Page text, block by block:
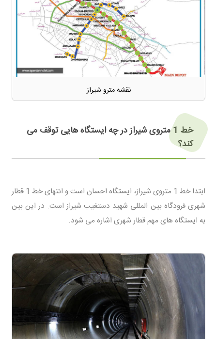
نقشه مترو شیراز
خط 1 متروی شیراز در چه ایستگاه هایی توقف می
کند؟
ابتدا خط 1 متروی شیراز، ایستگاه احسان است و انتهای خط 1 قطار
شهری فرودگاه بین المللی شهید دستغیب شیراز است. در این بین
به ایستگاه های مهم قطار شهری اشاره می شود.